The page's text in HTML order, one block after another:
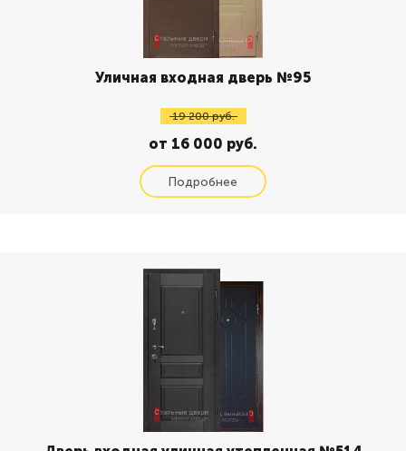
Уличная входная дверь №95
19 200 руб.
от 16 000 руб.